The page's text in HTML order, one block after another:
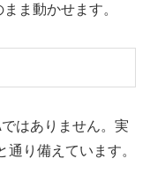
ま動かせます。
はありません。実
り備えています。